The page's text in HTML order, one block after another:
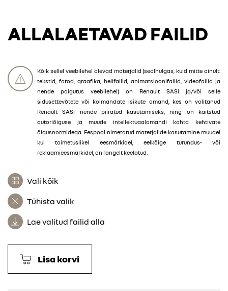
ALLALAETAVAD FAILID
Kõik sellel veebilehel olevad materjalid (sealhulgas, kuid mitte ainult:
tekstid, fotod, graafika, helifailid, animatsioonifailid, videofailid ja
nende paigutus veebilehel) on Renault SASi ja/või selle
sidusettevõtete või kolmandate isikute omand, kes on volitanud
Renault SASi nende piiratud kasutamiseks, ning on kaitstud
autoriõiguse ja muude intellektuaalomandi kohta kehtivate
õigusnormidega. Eespool nimetatud materjalide kasutamine muudel
kui toimetuslikel eesmärkidel, eelkõige turundus- või
reklaamieesmärkidel, on rangelt keelatud.
Vali kõik
Tühista valik
Lae valitud failid alla
Lisa korvi